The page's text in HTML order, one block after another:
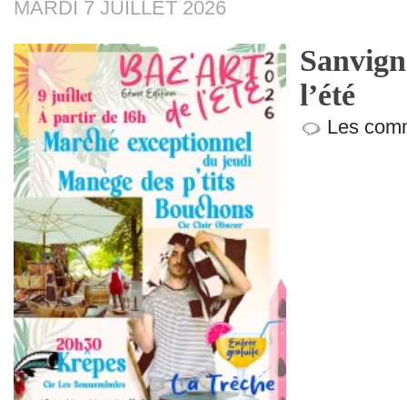
MARDI 7 JUILLET 2026
l’été
Les